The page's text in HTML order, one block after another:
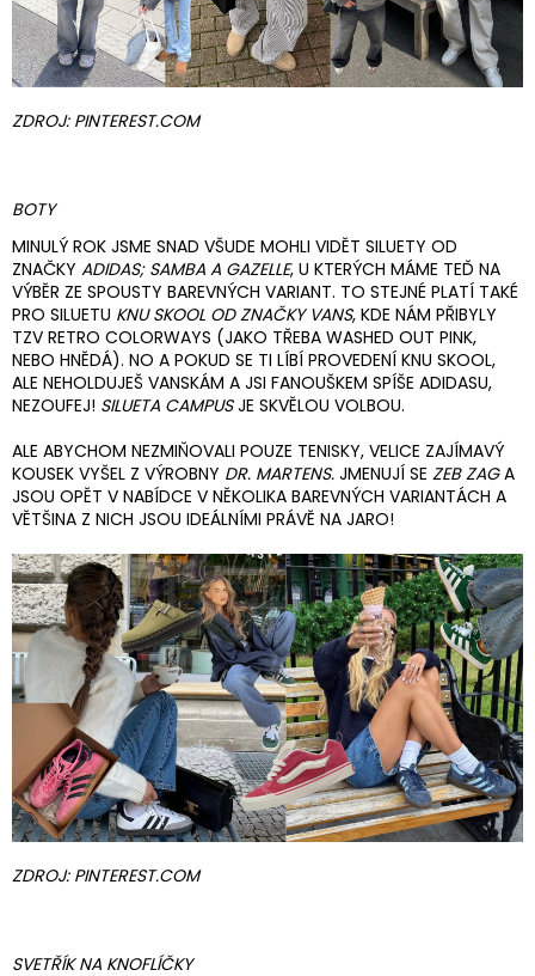
ZDROJ: PINTEREST.COM
BOTY
MINULÝ ROK JSME SNAD VŠUDE MOHLI VIDĚT SILUETY OD
ZNAČKY ADIDAS; SAMBA A GAZELLE, U KTERÝCH MÁME TEĎ NA
VÝBĚR ZE SPOUSTY BAREVNÝCH VARIANT. TO STEJNÉ PLATÍ TAKÉ
PRO SILUETU KNU SKOOL OD ZNAČKY VANS, KDE NÁM PŘIBYLY
TZV RETRO COLORWAYS (JAKO TŘEBA WASHED OUT PINK,
NEBO HNĚDÁ). NO A POKUD SE TI LÍBÍ PROVEDENÍ KNU SKOOL,
ALE NEHOLDUJEŠ VANSKÁM A JSI FANOUŠKEM SPÍŠE ADIDASU,
NEZOUFEJ! SILUETA CAMPUSJE SKVĚLOU VOLBOU.
ALE ABYCHOM NEZMIŇOVALI POUZE TENISKY, VELICE ZAJÍMAVÝ
KOUSEK VYŠEL Z VÝROBNY DR. MARTENS. JMENUJÍ SE ZEB ZAGA
JSOU OPĚT V NABÍDCE V NĚKOLIKA BAREVNÝCH VARIANTÁCH A
VĚTŠINA Z NICH JSOU IDEÁLNÍMI PRÁVĚ NA JARO!
ZDROJ: PINTEREST.COM
SVETŘÍK NA KNOFLÍČKY